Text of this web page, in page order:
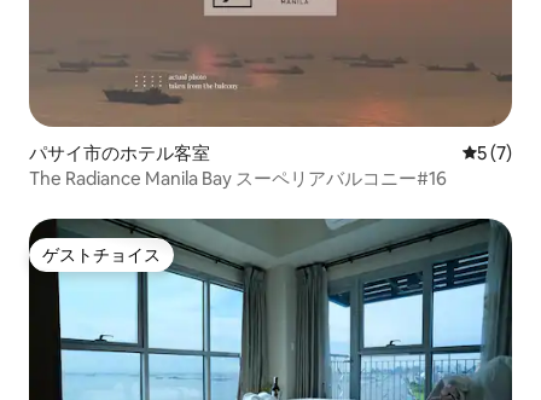
パサイ市のホテル客室 レビュー
5 (7)
The Radiance Manila Bay スーペリアバルコニー#16
ゲストチョイス
ゲストチョイス